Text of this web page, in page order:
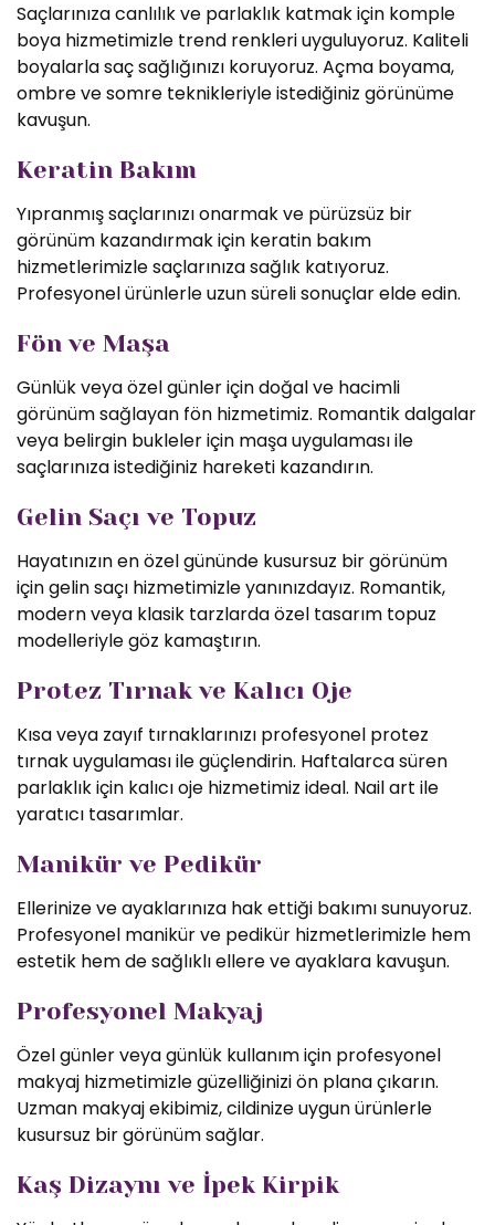
Saçlarınıza canlılık ve parlaklık katmak için komple
boya hizmetimizle trend renkleri uyguluyoruz. Kaliteli
boyalarla saç sağlığınızı koruyoruz. Açma boyama,
ombre ve somre teknikleriyle istediğiniz görünüme
kavuşun.
Keratin Bakım
Yıpranmış saçlarınızı onarmak ve pürüzsüz bir
görünüm kazandırmak için keratin bakım
hizmetlerimizle saçlarınıza sağlık katıyoruz.
Profesyonel ürünlerle uzun süreli sonuçlar elde edin.
Fön ve Maşa
Günlük veya özel günler için doğal ve hacimli
görünüm sağlayan fön hizmetimiz. Romantik dalgalar
veya belirgin bukleler için maşa uygulaması ile
saçlarınıza istediğiniz hareketi kazandırın.
Gelin Saçı ve Topuz
Hayatınızın en özel gününde kusursuz bir görünüm
için gelin saçı hizmetimizle yanınızdayız. Romantik,
modern veya klasik tarzlarda özel tasarım topuz
modelleriyle göz kamaştırın.
Protez Tırnak ve Kalıcı Oje
Kısa veya zayıf tırnaklarınızı profesyonel protez
tırnak uygulaması ile güçlendirin. Haftalarca süren
parlaklık için kalıcı oje hizmetimiz ideal. Nail art ile
yaratıcı tasarımlar.
Manikür ve Pedikür
Ellerinize ve ayaklarınıza hak ettiği bakımı sunuyoruz.
Profesyonel manikür ve pedikür hizmetlerimizle hem
estetik hem de sağlıklı ellere ve ayaklara kavuşun.
Profesyonel Makyaj
Özel günler veya günlük kullanım için profesyonel
makyaj hizmetimizle güzelliğinizi ön plana çıkarın.
Uzman makyaj ekibimiz, cildinize uygun ürünlerle
kusursuz bir görünüm sağlar.
Kaş Dizaynı ve İpek Kirpik